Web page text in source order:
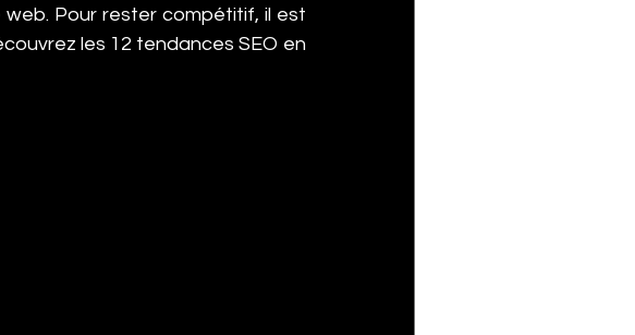
Pour rester compétitif, il est
les 12 tendances SEO en